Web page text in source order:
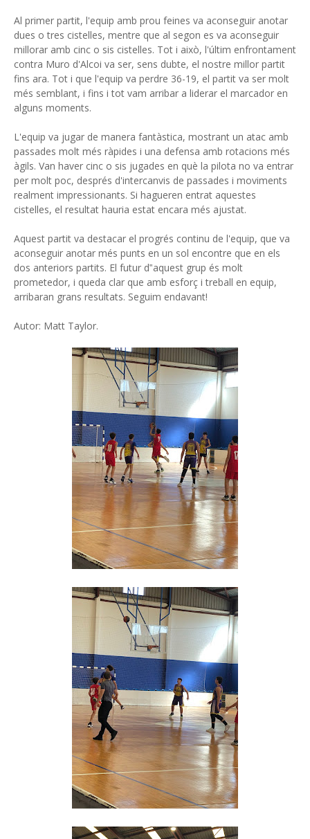
Al primer partit, l'equip amb prou feines va aconseguir anotar
dues o tres cistelles, mentre que al segon es va aconseguir
millorar amb cinc o sis cistelles. Tot i això, l'últim enfrontament
contra Muro d'Alcoi va ser, sens dubte, el nostre millor partit
fins ara. Tot i que l'equip va perdre 36-19, el partit va ser molt
més semblant, i fins i tot vam arribar a liderar el marcador en
alguns moments.
L'equip va jugar de manera fantàstica, mostrant un atac amb
passades molt més ràpides i una defensa amb rotacions més
àgils. Van haver cinc o sis jugades en què la pilota no va entrar
per molt poc, després d'intercanvis de passades i moviments
realment impressionants. Si hagueren entrat aquestes
cistelles, el resultat hauria estat encara més ajustat.
Aquest partit va destacar el progrés continu de l'equip, que va
aconseguir anotar més punts en un sol encontre que en els
dos anteriors partits. El futur d‟aquest grup és molt
prometedor, i queda clar que amb esforç i treball en equip,
arribaran grans resultats. Seguim endavant!
Autor: Matt Taylor.